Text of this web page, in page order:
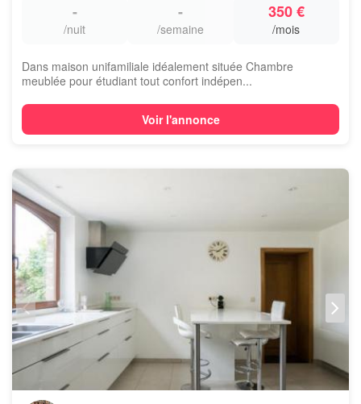
-
/nuit
-
/semaine
350 €
/mois
Dans maison unifamiliale idéalement située Chambre
meublée pour étudiant tout confort indépen...
Voir l'annonce